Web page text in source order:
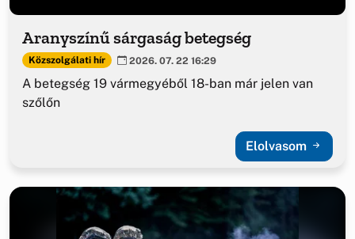
Aranyszínű sárgaság betegség
Közszolgálati hír 2026. 07. 22 16:29
A betegség 19 vármegyéből 18-ban már jelen van
szőlőn
Elolvasom